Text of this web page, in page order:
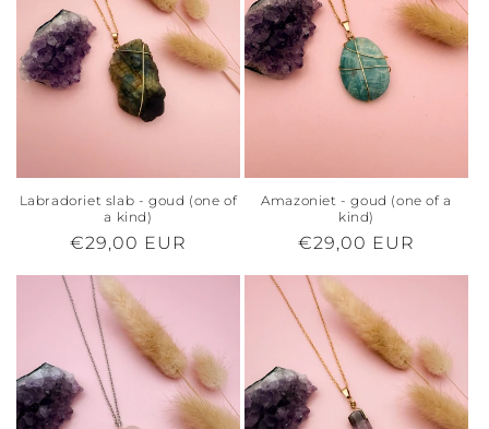
Labradoriet slab - goud (one of
a kind)
Normale
€29,00 EUR
Amazoniet - goud (one of a
kind)
Normale
€29,00 EUR